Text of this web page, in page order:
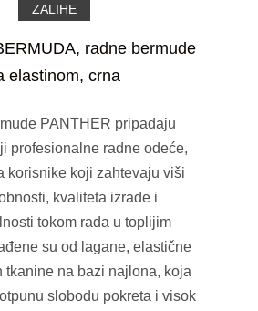
ZALIHE
radne bermude
elastinom, crna
PANTHER pripadaju
profesionalne radne odeće,
korisnike koji zahtevaju viši
kvaliteta izrade i
tokom rada u toplijim
su od lagane, elastične
tkanine na bazi najlona, koja
slobodu pokreta i visok